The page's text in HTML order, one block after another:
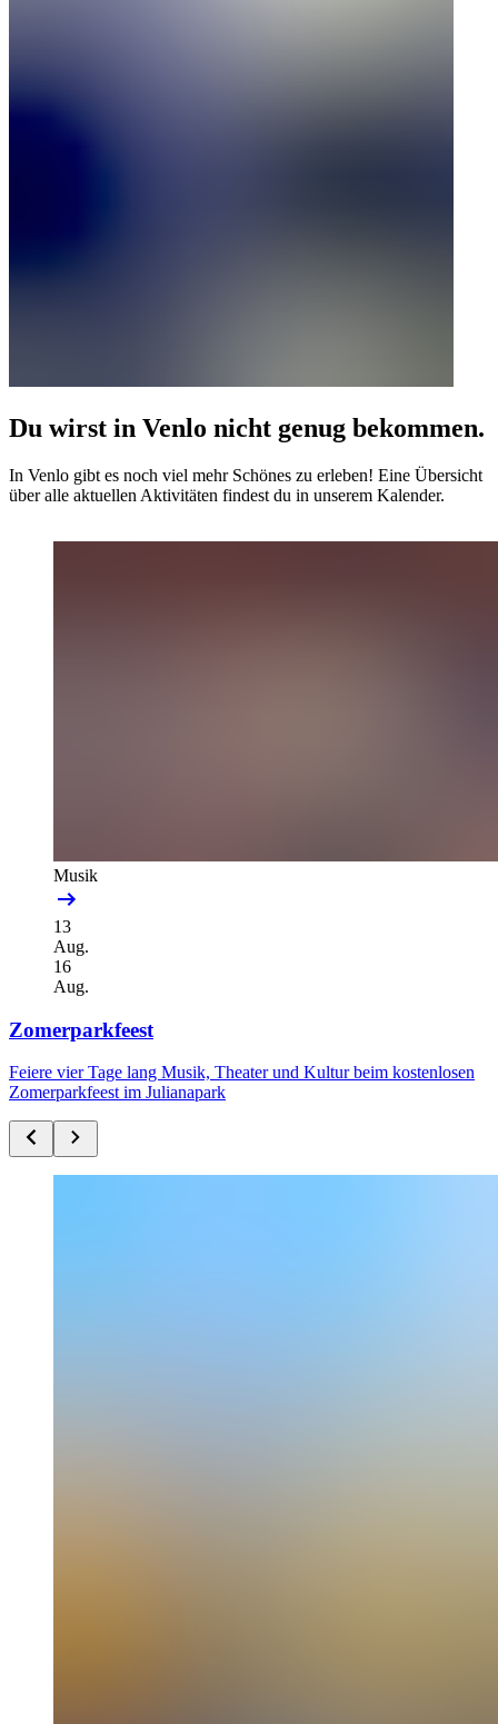
Du wirst in Venlo nicht genug bekommen.
In Venlo gibt es noch viel mehr Schönes zu erleben! Eine Übersicht
über alle aktuellen Aktivitäten findest du in unserem Kalender.
Musik
13
Aug.
16
Aug.
Zomerparkfeest
Feiere vier Tage lang Musik, Theater und Kultur beim kostenlosen
Zomerparkfeest im Julianapark